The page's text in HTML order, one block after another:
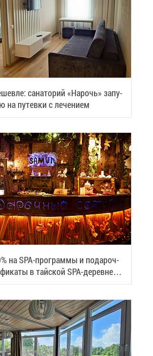
са­на­то­рий «На­рочь» за­пу­
на пу­тев­ки с ле­че­ни­ем
на SPA-про­грам­мы и по­да­роч­
в тай­ской SPA-де­ревне